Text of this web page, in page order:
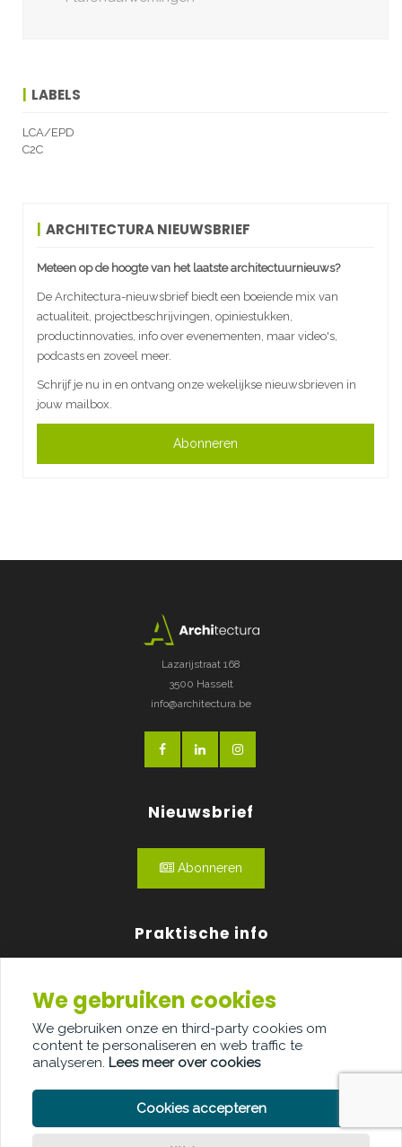
LABELS
LCA/EPD
C2C
ARCHITECTURA NIEUWSBRIEF
Meteen op de hoogte van het laatste architectuurnieuws?
De Architectura-nieuwsbrief biedt een boeiende mix van
actualiteit, projectbeschrijvingen, opiniestukken,
productinnovaties, info over evenementen, maar video's,
podcasts en zoveel meer.
Schrijf je nu in en ontvang onze wekelijkse nieuwsbrieven in
jouw mailbox.
Abonneren
Lazarijstraat 168
3500 Hasselt
info@architectura.be
Nieuwsbrief
Abonneren
Praktische info
Over ons
Adverteren
Contact
We gebruiken cookies
We gebruiken onze en third-party cookies om
content te personaliseren en web traffic te
analyseren. Lees meer over cookies
Cookies accepteren